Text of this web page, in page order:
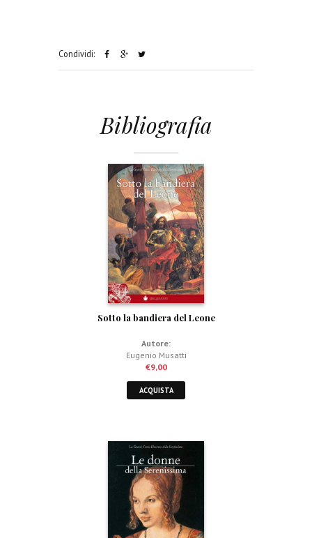
Condividi:
Bibliografia
Sotto la bandiera del Leone
Autore:
Eugenio Musatti
€9,00
ACQUISTA